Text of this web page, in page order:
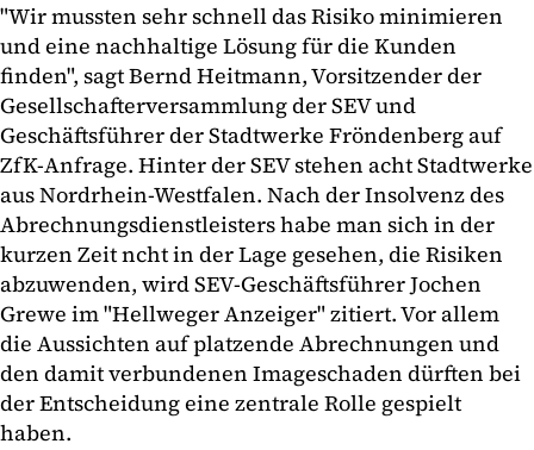
"Wir mussten sehr schnell das Risiko minimieren
und eine nachhaltige Lösung für die Kunden
finden", sagt Bernd Heitmann, Vorsitzender der
Gesellschafterversammlung der SEV und
Geschäftsführer der Stadtwerke Fröndenberg auf
ZfK-Anfrage. Hinter der SEV stehen acht Stadtwerke
aus Nordrhein-Westfalen. Nach der Insolvenz des
Abrechnungsdienstleisters habe man sich in der
kurzen Zeit ncht in der Lage gesehen, die Risiken
abzuwenden, wird SEV-Geschäftsführer Jochen
Grewe im "Hellweger Anzeiger" zitiert. Vor allem
die Aussichten auf platzende Abrechnungen und
den damit verbundenen Imageschaden dürften bei
der Entscheidung eine zentrale Rolle gespielt
haben.